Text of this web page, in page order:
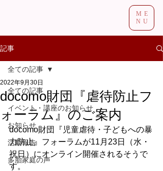
ME
NU
記事
全ての記事
イベント・講座のお知らせ
お知らせ
活動報告
多胎家庭の声
全ての記事
docomo財団『虐待防止フ
ォーラム』のご案内
2022年9月30日
docomo財団『児童虐待・子どもへの暴
力防止』フォーラムが11月23日（水・
祝日）にオンライン開催されるそうで
す。